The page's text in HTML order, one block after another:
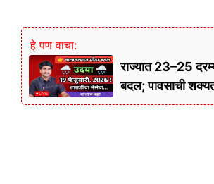
हे पण वाचा:
राज्यात 23–25
बदल; पावसाची